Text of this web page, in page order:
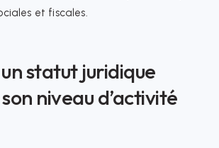
et fiscales.
statut juridique
niveau d’activité